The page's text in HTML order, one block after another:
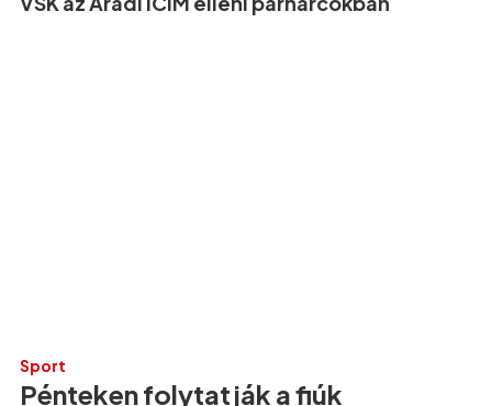
Sport
Pénteken folytatják a fiúk